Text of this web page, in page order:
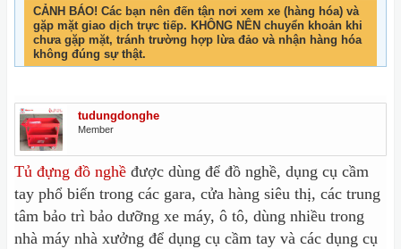
CẢNH BÁO! Các bạn nên đến tận nơi xem xe (hàng hóa) và
gặp mặt giao dịch trực tiếp. KHÔNG NÊN chuyển khoản khi
chưa gặp mặt, tránh trường hợp lừa đảo và nhận hàng hóa
không đúng sự thật.
tudungdonghe
Member
Tủ đựng đồ nghề được dùng để đồ nghề, dụng cụ cầm
tay phổ biến trong các gara, cửa hàng siêu thị, các trung
tâm bảo trì bảo dưỡng xe máy, ô tô, dùng nhiều trong
nhà máy nhà xưởng để dụng cụ cầm tay và các dụng cụ